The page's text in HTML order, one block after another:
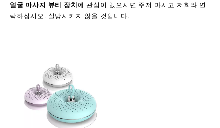
얼굴 마사지 뷰티 장치에 관심이 있으시면 주저 마시고 저희와 연
락하십시오. 실망시키지 않을 것입니다.